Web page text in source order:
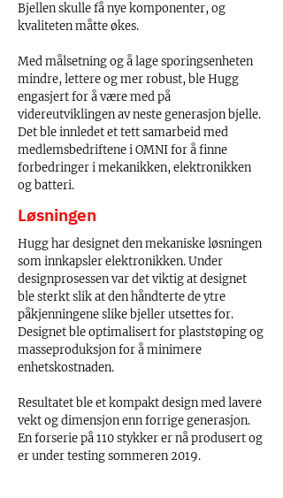
Bjellen skulle få nye komponenter, og
kvaliteten måtte økes.
Med målsetning og å lage sporingsenheten
mindre, lettere og mer robust, ble Hugg
engasjert for å være med på
videreutviklingen av neste generasjon bjelle.
Det ble innledet et tett samarbeid med
medlemsbedriftene i OMNI for å finne
forbedringer i mekanikken, elektronikken
og batteri.
Løsningen
Hugg har designet den mekaniske løsningen
som innkapsler elektronikken. Under
designprosessen var det viktig at designet
ble sterkt slik at den håndterte de ytre
påkjenningene slike bjeller utsettes for.
Designet ble optimalisert for plaststøping og
masseproduksjon for å minimere
enhetskostnaden.
Resultatet ble et kompakt design med lavere
vekt og dimensjon enn forrige generasjon.
En forserie på 110 stykker er nå produsert og
er under testing sommeren 2019.